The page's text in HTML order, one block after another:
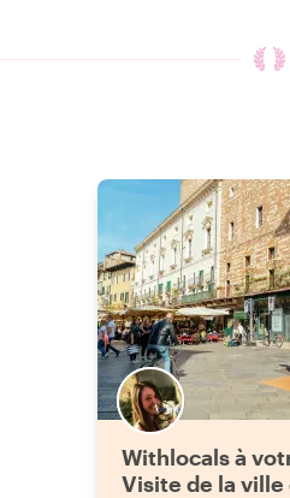
Withlocals à
Visite de la ville